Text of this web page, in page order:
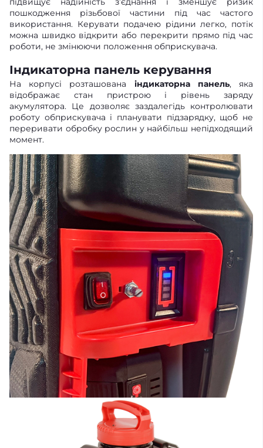
пошкодження різьбової частини під час частого
використання. Керувати подачею рідини легко, потік
можна швидко відкрити або перекрити прямо під час
роботи, не змінюючи положення обприскувача.
Індикаторна панель керування
На корпусі розташована індикаторна панель, яка
відображає стан пристрою і рівень заряду
акумулятора. Це дозволяє заздалегідь контролювати
роботу обприскувача і планувати підзарядку, щоб не
переривати обробку рослин у найбільш непідходящий
момент.